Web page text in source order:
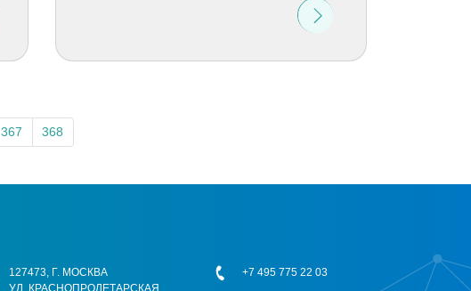
367 368
127473, Г. МОСКВА
УЛ. КРАСНОПРОЛЕТАРСКАЯ,
+7 495 775 22 03